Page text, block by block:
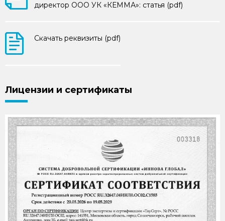
директор ООО УК «КЕММА»: статья (pdf)
Скачать реквизиты (pdf)
Лицензии и сертификаты